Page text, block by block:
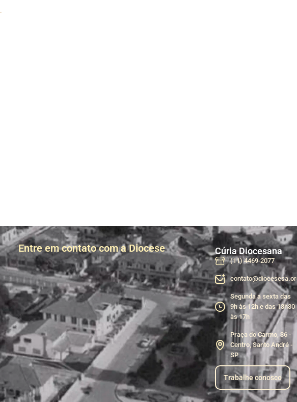
Entre em contato com a Diocese Cúria Diocesana
(11) 4469-2077
Segunda a sexta das
9h às 12h e das 13h30
às 17h
Praça do Carmo, 36 -
Centro, Santo André -
SP
Trabalhe conosco